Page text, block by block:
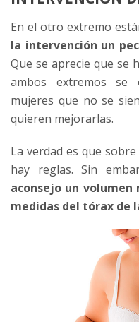
En el otro extremo
la intervención un
Que se aprecie que se
ambos extremos se
mujeres que no se
quieren mejorarlas.
La verdad es que
hay reglas. Sin
aconsejo un
medidas del tórax de